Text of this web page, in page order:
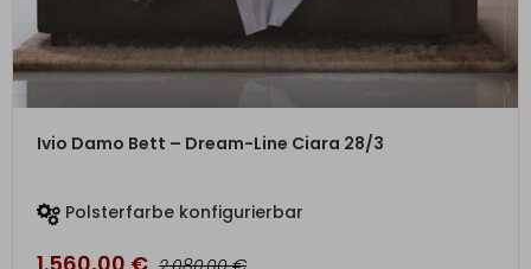
ZUM PRODUKT
Ivio Damo Bett – Dream-Line Ciara 28/3
Polsterfarbe konfigurierbar